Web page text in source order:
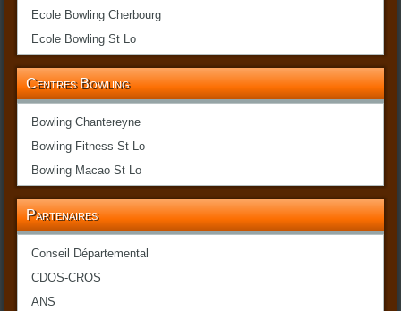
Ecole Bowling Cherbourg
Ecole Bowling St Lo
Centres Bowling
Bowling Chantereyne
Bowling Fitness St Lo
Bowling Macao St Lo
Partenaires
Conseil Départemental
CDOS-CROS
ANS